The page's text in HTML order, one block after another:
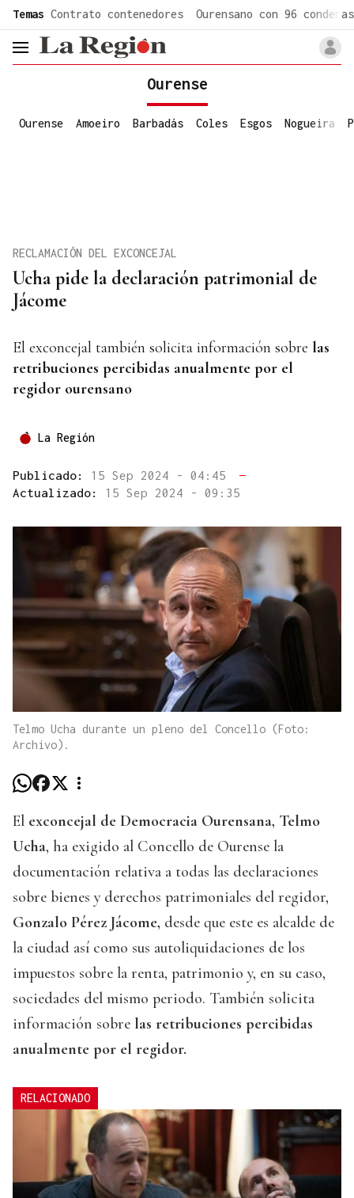
Temas Contrato contenedores Ourensano con 96 condenas
header.menu.open
Ourense
Ourense Amoeiro Barbadás Coles Esgos Nogueira
Ucha pide la declaración patrimonial de
Jácome
RECLAMACIÓN DEL EXCONCEJAL
El exconcejal también solicita información sobre las
retribuciones percibidas anualmente por el
regidor ourensano
La Región
Publicado: 15 Sep 2024 - 04:45
—
Actualizado: 15 Sep 2024 - 09:35
Telmo Ucha durante un pleno del Concello (Foto:
Archivo).
El exconcejal de Democracia Ourensana, Telmo
Ucha, ha exigido al Concello de Ourense la
documentación relativa a todas las declaraciones
sobre bienes y derechos patrimoniales del regidor,
Gonzalo Pérez Jácome, desde que este es alcalde de
la ciudad así como sus autoliquidaciones de los
impuestos sobre la renta, patrimonio y, en su caso,
sociedades del mismo periodo. También solicita
información sobre las retribuciones percibidas
anualmente por el regidor.
RELACIONADO